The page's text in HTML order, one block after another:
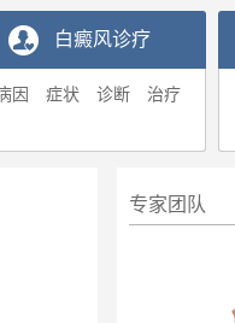
白癜风诊疗
因 症状 诊断 治疗
专家团队